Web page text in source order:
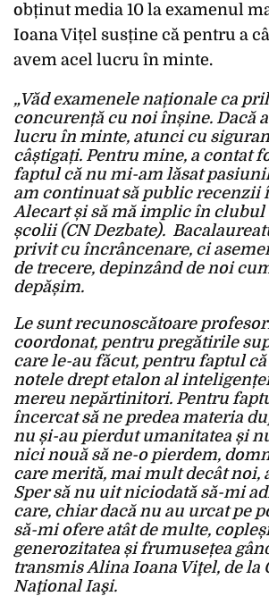
obținut media 10 la examenul
Ioana Vițel susține că pentru a
avem acel lucru în minte.
„Văd examenele naționale ca
concurență cu noi înșine. Dacă
lucru în minte, atunci cu
câștigați. Pentru mine, a contat
faptul că nu mi-am lăsat
am continuat să public recenzii
Alecart și să mă implic în clubul
școlii (CN Dezbate).
privit cu încrâncenare, ci
de trecere, depinzând de noi
depășim.
Le sunt recunoscătoare
coordonat, pentru pregătirile
care le-au făcut, pentru faptul
notele drept etalon al
mereu nepărtinitori. Pentru
încercat să ne predea materia
nu și-au pierdut umanitatea și
nici nouă să ne-o pierdem,
care merită, mai mult decât noi,
Sper să nu uit niciodată să-mi
care, chiar dacă nu au urcat pe
să-mi ofere atât de multe,
generozitatea și frumusețea
transmisAlina Ioana Viţel, de la
Naţional Iaşi.